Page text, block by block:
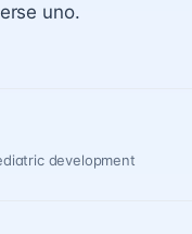
uno.
development